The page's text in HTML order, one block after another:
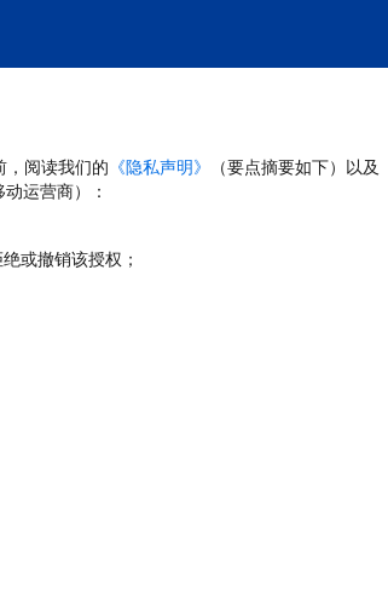
，阅读我们的 《隐私声明》 （要点摘要如下）以及
运营商）：
或撤销该授权；